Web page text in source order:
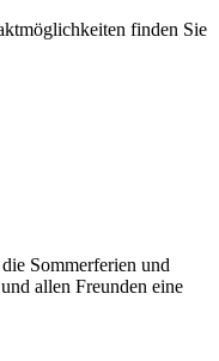
finden Sie
Sommerferien und
allen Freunden eine